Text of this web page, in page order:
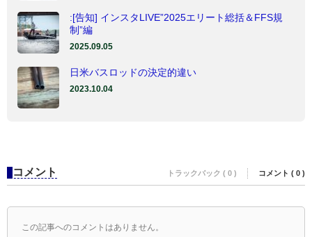
:[告知] インスタLIVE”2025エリート総括＆FFS規
制”編
2025.09.05
日米バスロッドの決定的違い
2023.10.04
コメント トラックバック ( 0 ) コメント ( 0 )
この記事へのコメントはありません。